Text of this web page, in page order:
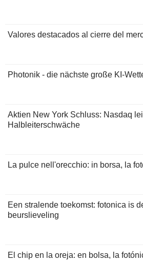
Valores destacados al cierre del
Photonik - die nächste große KI-
Aktien New York Schluss: Nasdaq
Halbleiterschwäche
La pulce nell'orecchio: in borsa, la
Een stralende toekomst: fotonica is
beurslieveling
El chip en la oreja: en bolsa, la